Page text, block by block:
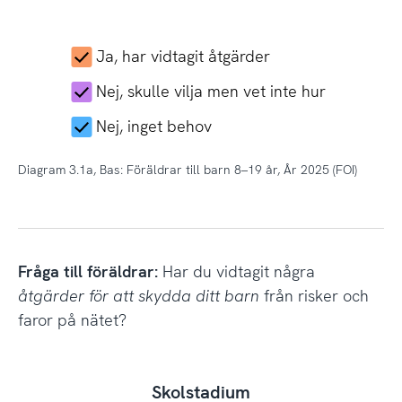
Ja, har vidtagit åtgärder
Nej, skulle vilja men vet inte hur
Nej, inget behov
Diagram 3.1a, Bas: Föräldrar till barn 8–19 år, År 2025 (FOI)
Fråga till föräldrar:Har du vidtagit några
åtgärder för att skydda ditt barn från risker och
faror på nätet?
Skolstadium